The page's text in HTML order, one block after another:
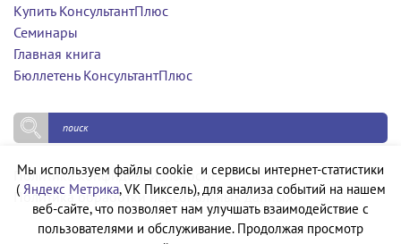
Купить КонсультантПлюс
Семинары
Главная книга
Бюллетень КонсультантПлюс
Политика конфиденциальности
Политика обработки персональных данных
Мы используем файлы cookie и сервисы интернет-статистики
( Яндекс Метрика, VK Пиксель), для анализа событий на нашем
веб-сайте, что позволяет нам улучшать взаимодействие с
пользователями и обслуживание. Продолжая просмотр